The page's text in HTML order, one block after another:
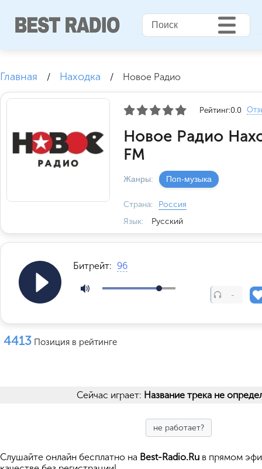
Главная / Находка / Новое Радио
Рейтинг:0.0
Новое Радио
FM
Жанры: Поп-музыка
Страна:
Россия
Язык:
Русский
Битрейт: 96
-
4413 Позиция в рейтинге
Сейчас играет: Название трека не
не работает?
Cлушайте онлайн бесплатно на Best-Radio.Ru в прямом